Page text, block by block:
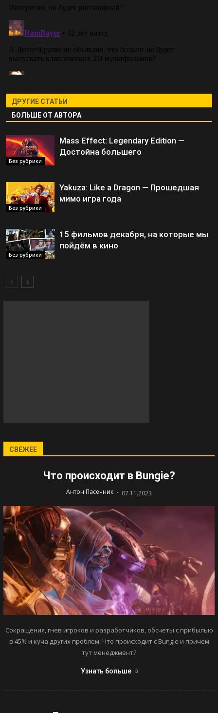
ДРУГИЕ СТАТЬИ
БОЛЬШЕ ОТ АВТОРА
Без рубрики
Mass Effect: Legendary Edition —
Достойна большего
Без рубрики
Yakuza: Like a Dragon — Прошедшая
мимо игра года
Без рубрики
15 фильмов декабря, на которые мы
пойдём в кино
СВЕЖЕЕ
Что происходит в Bungie?
Антон Пасечник - 07.11.2023
Сокращения, гнев игроков и разработчиков, обсчеты с прибылью
в 45% и куча других проблем. Что происходит с Bungie и причем
тут менеджмент?
Узнать больше